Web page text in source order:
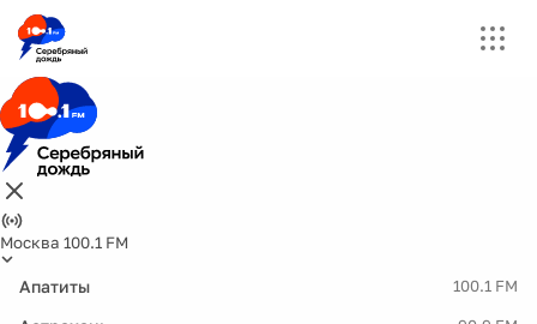
Москва 100.1 FM
Апатиты 100.1 FM